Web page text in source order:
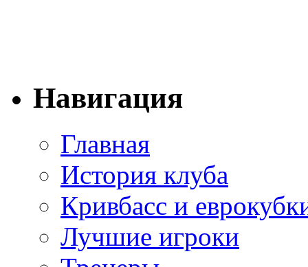
Навигация
Главная
История клуба
Кривбасс и
Лучшие игроки